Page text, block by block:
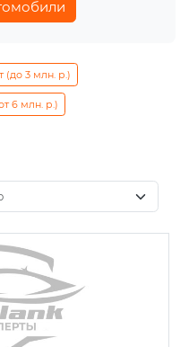
(до 3 млн. р.)
6 млн. р.)